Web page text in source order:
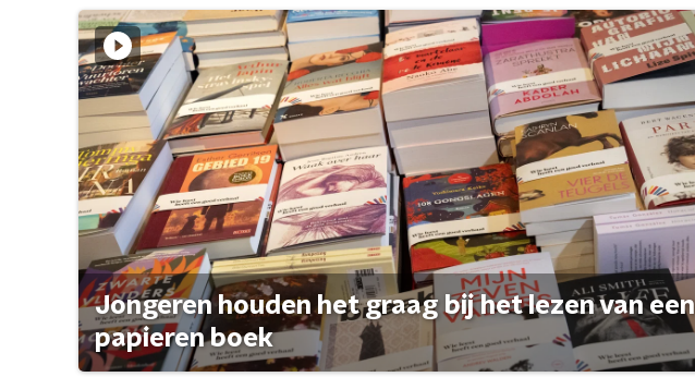
Jongeren houden het graag bij het lezen van een
papieren boek